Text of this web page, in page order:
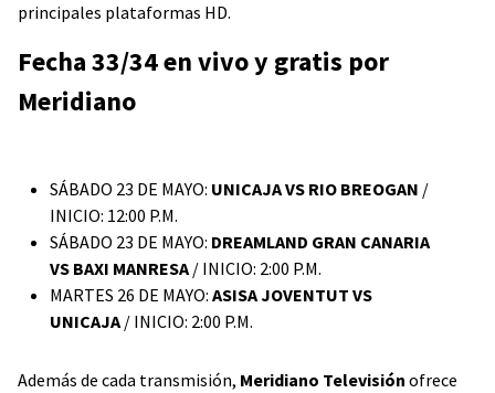
principales plataformas HD.
Fecha 33/34 en vivo y gratis por
Meridiano
SÁBADO 23 DE MAYO: UNICAJA VS RIO BREOGAN /
INICIO: 12:00 P.M.
SÁBADO 23 DE MAYO: DREAMLAND GRAN CANARIA
VS BAXI MANRESA/ INICIO: 2:00 P.M.
MARTES 26 DE MAYO: ASISA JOVENTUT VS
UNICAJA/ INICIO: 2:00 P.M.
Además de cada transmisión, Meridiano Televisión ofrece